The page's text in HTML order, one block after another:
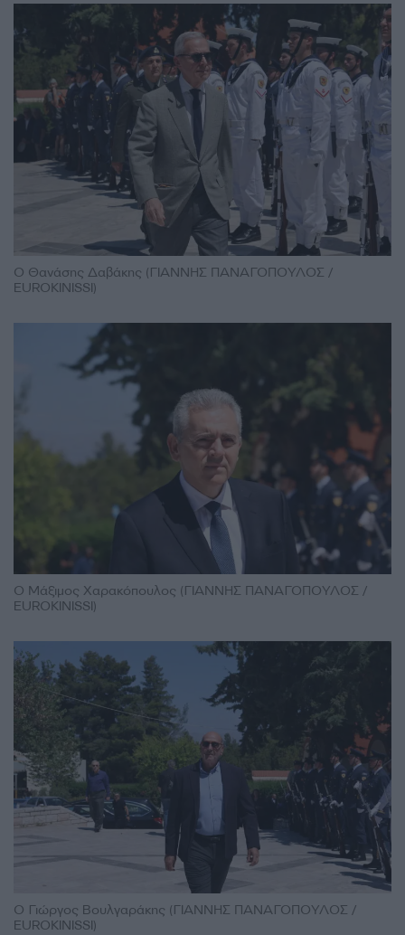
Ο Θανάσης Δαβάκης (ΓΙΑΝΝΗΣ ΠΑΝΑΓΟΠΟΥΛΟΣ /
EUROKINISSI)
Ο Μάξιμος Χαρακόπουλος (ΓΙΑΝΝΗΣ ΠΑΝΑΓΟΠΟΥΛΟΣ /
EUROKINISSI)
Ο Γιώργος Βουλγαράκης (ΓΙΑΝΝΗΣ ΠΑΝΑΓΟΠΟΥΛΟΣ /
EUROKINISSI)